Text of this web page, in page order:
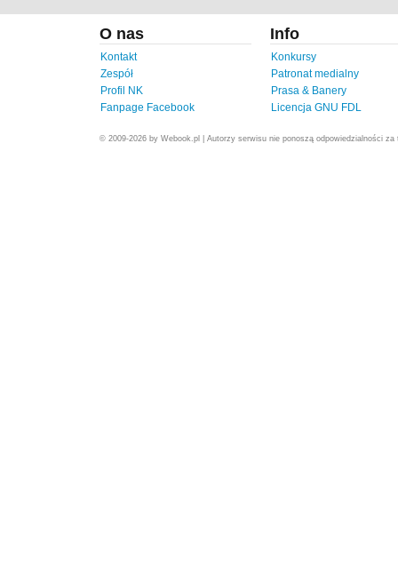
O nas
Kontakt
Zespół
Profil NK
Fanpage Facebook
Info
Konkursy
Patronat medialny
Prasa & Banery
Licencja GNU FDL
© 2009-2026 by Webook.pl | Autorzy serwisu nie ponoszą odpowiedzialności